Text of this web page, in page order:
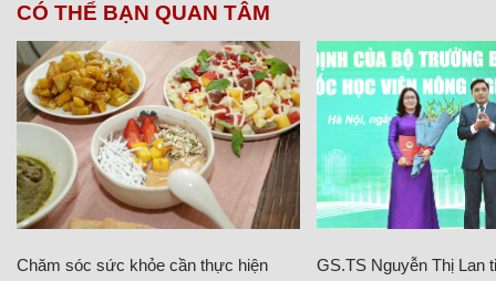
CÓ THỂ BẠN QUAN TÂM
Chăm sóc sức khỏe cần thực hiện
GS.TS Nguyễn Thị Lan